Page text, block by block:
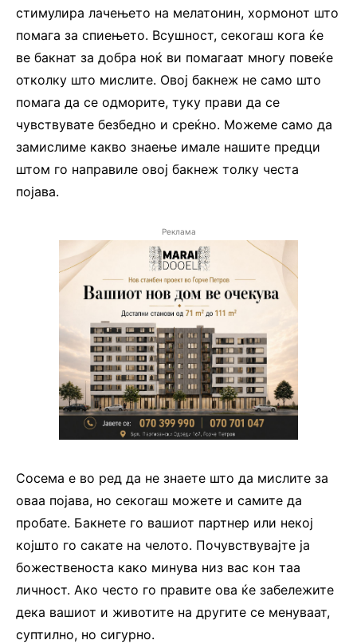
стимулира лачењето на мелатонин, хормонот што
помага за спиењето. Всушност, секогаш кога ќе
ве бакнат за добра ноќ ви помагаат многу повеќе
отколку што мислите. Овој бакнеж не само што
помага да се одморите, туку прави да се
чувствувате безбедно и среќно. Можеме само да
замислиме какво знаење имале нашите предци
штом го направиле овој бакнеж толку честа
појава.
Реклама
Сосема е во ред да не знаете што да мислите за
оваа појава, но секогаш можете и самите да
пробате. Бакнете го вашиот партнер или некој
којшто го сакате на челото. Почувствувајте ја
божественоста како минува низ вас кон таа
личност. Ако често го правите ова ќе забележите
дека вашиот и животите на другите се менуваат,
суптилно, но сигурно.